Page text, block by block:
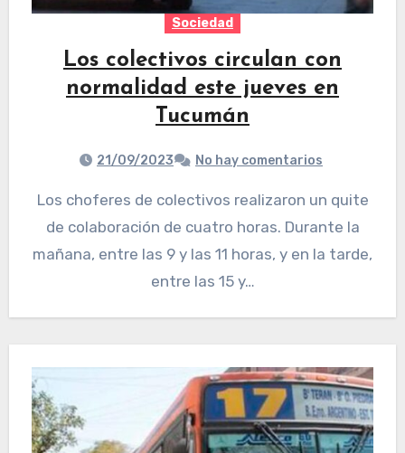
Sociedad
Los colectivos circulan con
normalidad este jueves en
Tucumán
21/09/2023 No hay comentarios
Los choferes de colectivos realizaron un quite
de colaboración de cuatro horas. Durante la
mañana, entre las 9 y las 11 horas, y en la tarde,
entre las 15 y…